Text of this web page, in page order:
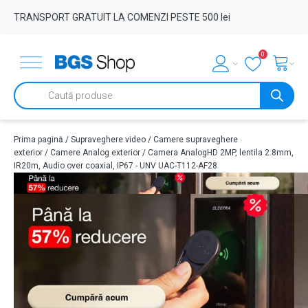
TRANSPORT GRATUIT LA COMENZI PESTE 500 lei
0
Products
search
Prima pagină / Supraveghere video / Camere supraveghere
exterior / Camere Analog exterior / Camera AnalogHD 2MP, lentila 2.8mm,
IR20m, Audio over coaxial, IP67 - UNV UAC-T112-AF28